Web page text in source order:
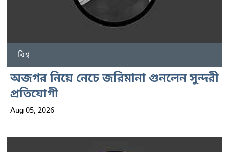
বিশ্ব
অজগর নিয়ে নেচে জরিমানা গুনলেন সুন্দরী
প্রতিযোগী
Aug 05, 2026